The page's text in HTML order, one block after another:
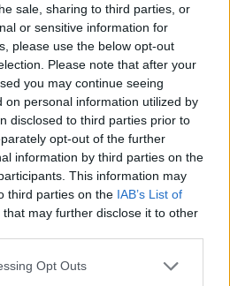
sale, sharing to third parties, or
or sensitive information for
please use the below opt-out
Please note that after your
you may continue seeing
on personal information utilized by
disclosed to third parties prior to
opt-out of the further
information by third parties on the
This information may
third parties on the IAB’s List of
that may further disclose it to other
app uses one or more Google
Opt Outs